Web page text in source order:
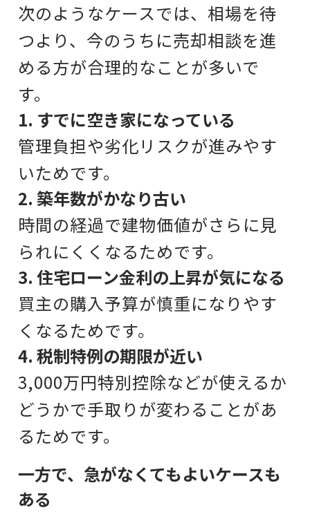
次のようなケースでは、相場を待
つより、今のうちに売却相談を進
める方が合理的なことが多いで
す。
1. すでに空き家になっている
管理負担や劣化リスクが進みやす
いためです。
2. 築年数がかなり古い
時間の経過で建物価値がさらに見
られにくくなるためです。
3. 住宅ローン金利の上昇が気になる
買主の購入予算が慎重になりやす
くなるためです。
4. 税制特例の期限が近い
3,000万円特別控除などが使えるか
どうかで手取りが変わることがあ
るためです。
一方で、急がなくてもよいケースも
ある